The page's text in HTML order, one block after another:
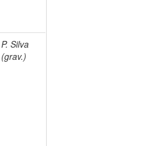
P. Silva
(grav.)